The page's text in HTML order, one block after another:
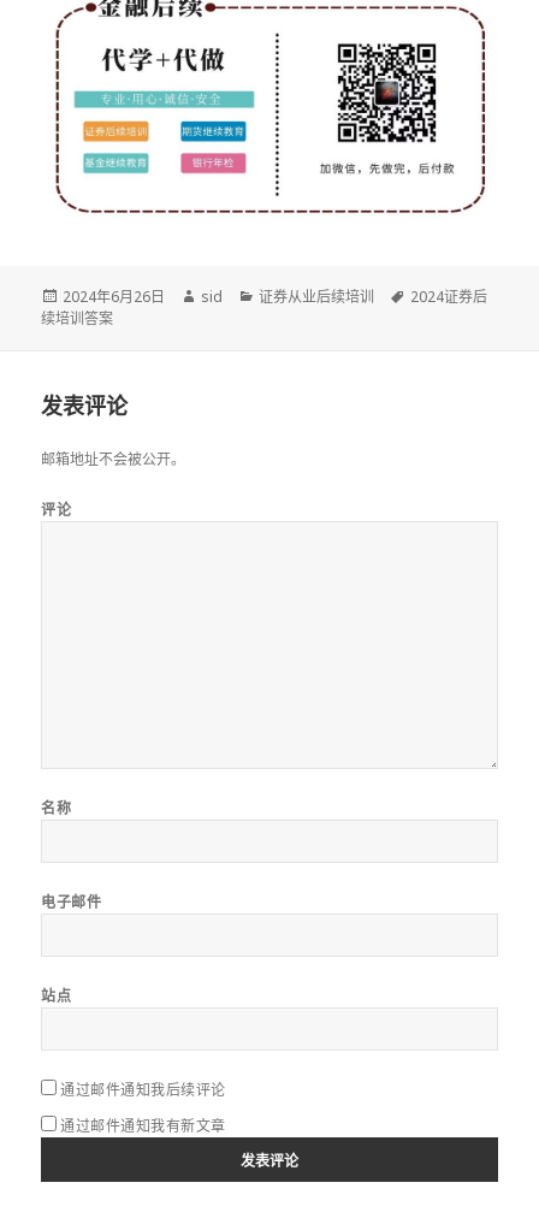
发
布
2024年6月26日
作
sid
分
证券从业后续培训
标
2024证券后
续培训答案
发表评论
邮箱地址不会被公开。
评论
名称
电子邮件
站点
通过邮件通知我后续评论
通过邮件通知我有新文章